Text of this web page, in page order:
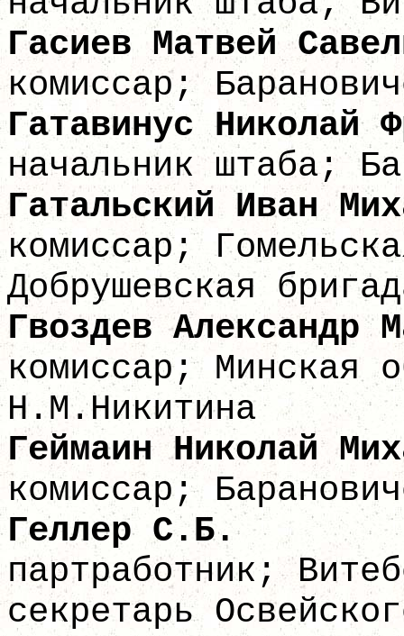
Гасиев
комиссар;
Гатавинус
начальник штаба;
Гатальский
комиссар;
Добрушевская
Гвоздев
комиссар; Минская
Н.М.Никитина
Геймаин
комиссар;
партработник;
секретарь